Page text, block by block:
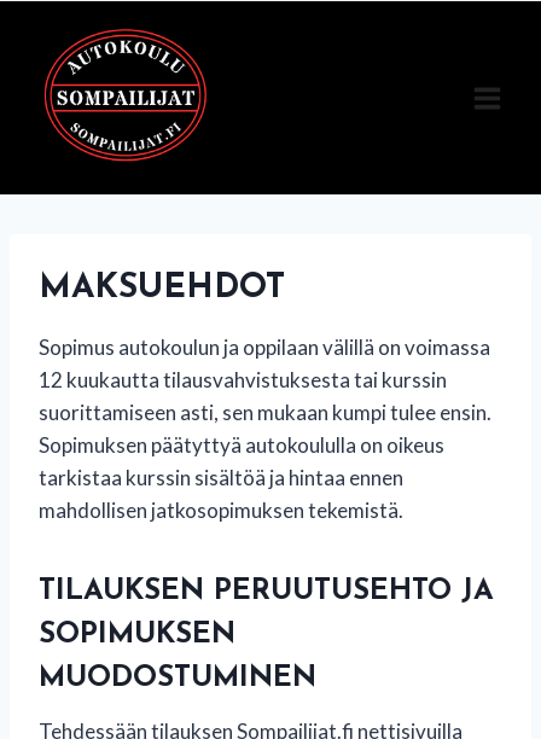
sisältöön
MAKSUEHDOT
Sopimus autokoulun ja oppilaan välillä on voimassa
12 kuukautta tilausvahvistuksesta tai kurssin
suorittamiseen asti, sen mukaan kumpi tulee ensin.
Sopimuksen päätyttyä autokoululla on oikeus
tarkistaa kurssin sisältöä ja hintaa ennen
mahdollisen jatkosopimuksen tekemistä.
TILAUKSEN PERUUTUSEHTO JA
SOPIMUKSEN
MUODOSTUMINEN
Tehdessään tilauksen Sompailijat.fi nettisivuilla